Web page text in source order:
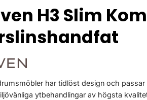
H3 Slim
har tidlöst design och
ytbehandlingar av högsta